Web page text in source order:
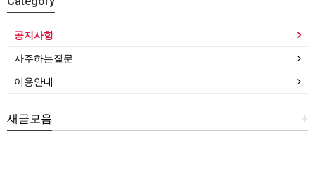
공지사항
자주하는질문
이용안내
+
새글모음